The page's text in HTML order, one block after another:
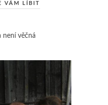
VÁM LÍBIT
není věčná